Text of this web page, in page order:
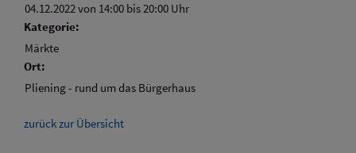
04.12.2022 von 14:00 bis 20:00 Uhr
Kategorie:
Märkte
Ort:
Pliening - rund um das Bürgerhaus
zurück zur Übersicht